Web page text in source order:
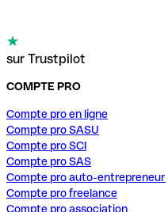
sur Trustpilot
COMPTE PRO
Compte pro en ligne
Compte pro SASU
Compte pro SCI
Compte pro SAS
Compte pro auto-entrepreneur
Compte pro freelance
Compte pro association